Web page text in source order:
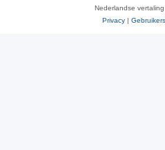
Nederlandse
Privacy |